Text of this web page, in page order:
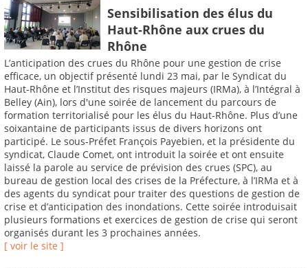
Sensibilisation des élus du
Haut-Rhône aux crues du
Rhône
L’anticipation des crues du Rhône pour une gestion de crise
efficace, un objectif présenté lundi 23 mai, par le Syndicat du
Haut-Rhône et l’Institut des risques majeurs (IRMa), à l’Intégral à
Belley (Ain), lors d'une soirée de lancement du parcours de
formation territorialisé pour les élus du Haut-Rhône. Plus d’une
soixantaine de participants issus de divers horizons ont
participé. Le sous-Préfet François Payebien, et la présidente du
syndicat, Claude Comet, ont introduit la soirée et ont ensuite
laissé la parole au service de prévision des crues (SPC), au
bureau de gestion local des crises de la Préfecture, à l’IRMa et à
des agents du syndicat pour traiter des questions de gestion de
crise et d’anticipation des inondations. Cette soirée introduisait
plusieurs formations et exercices de gestion de crise qui seront
organisés durant les 3 prochaines années.
[ voir le site ]